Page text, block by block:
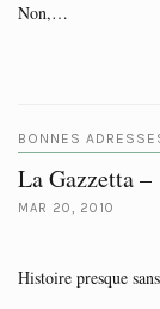
Non,…
BONNES
La Gazzetta
MAR 20, 2010
Histoire presque